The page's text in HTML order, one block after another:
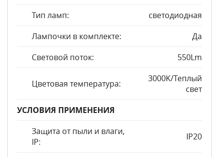
Тип ламп:
светодиодная
Лампочки в комплекте:
Да
Световой поток:
550Lm
Цветовая температура:
3000K/Теплый
свет
УСЛОВИЯ ПРИМЕНЕНИЯ
Защита от пыли и влаги,
IP:
IP20